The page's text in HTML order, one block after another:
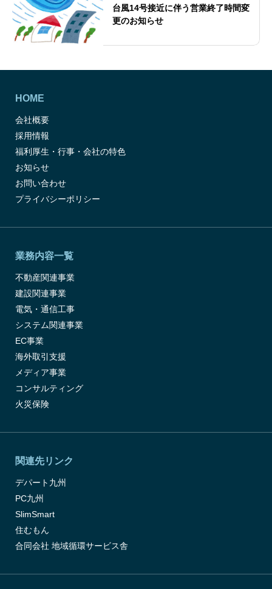
台風14号接近に伴う営業終了時間変
更のお知らせ
HOME
会社概要
採用情報
福利厚生・行事・会社の特色
お知らせ
お問い合わせ
プライバシーポリシー
業務内容一覧
不動産関連事業
建設関連事業
電気・通信工事
システム関連事業
EC事業
海外取引支援
メディア事業
コンサルティング
火災保険
関連先リンク
デパート九州
PC九州
SlimSmart
住むもん
合同会社 地域循環サービス舎